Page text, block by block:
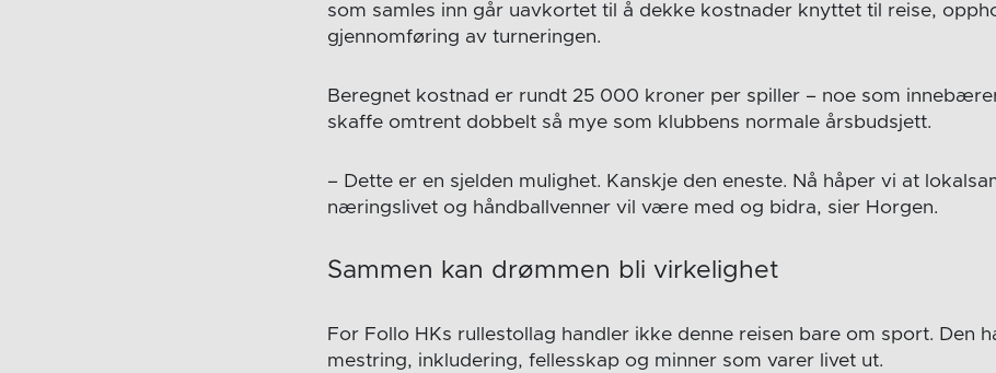
som samles inn går uavkortet til å dekke kostnader knyttet til reise,
gjennomføring av turneringen.
Beregnet kostnad er rundt 25 000 kroner per spiller – noe som
skaffe omtrent dobbelt så mye som klubbens normale årsbudsjett.
– Dette er en sjelden mulighet. Kanskje den eneste. Nå håper vi at
næringslivet og håndballvenner vil være med og bidra, sier Horgen.
Sammen kan drømmen bli virkelighet
For Follo HKs rullestollag handler ikke denne reisen bare om sport. Den
mestring, inkludering, fellesskap og minner som varer livet ut.